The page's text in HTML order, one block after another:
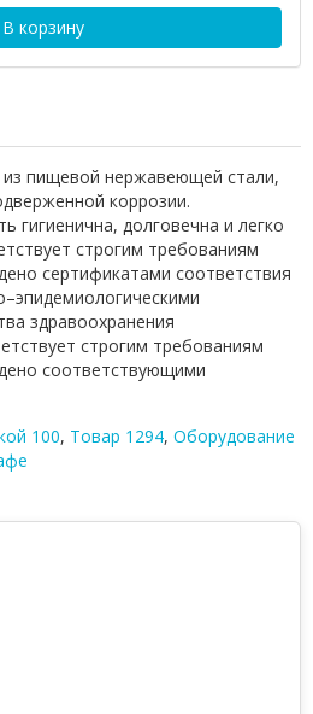
В корзину
из пищевой нержавеющей стали,
коррозии.
гигиенична, долговечна и легко
строгим требованиям
сертификатами соответствия
здравоохранения
строгим требованиям
соответствующими
100, Товар 1294, Оборудование